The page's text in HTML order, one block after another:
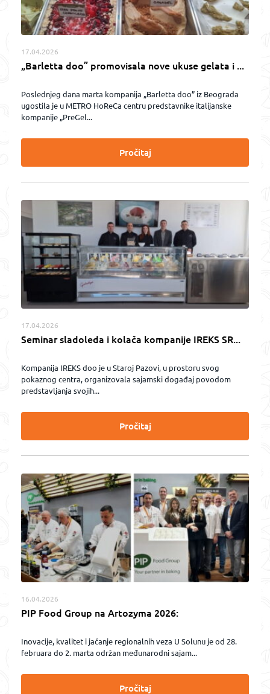
17.04.2026
„Barletta doo” promovisala nove ukuse gelata i ...
Poslednjeg dana marta kompanija „Barletta doo” iz Beograda
ugostila je u METRO HoReCa centru predstavnike italijanske
kompanije „PreGel...
Pročitaj
17.04.2026
Seminar sladoleda i kolača kompanije IREKS SR...
Kompanija IREKS doo je u Staroj Pazovi, u prostoru svog
pokaznog centra, organizovala sajamski događaj povodom
predstavljanja svojih...
Pročitaj
16.04.2026
PIP Food Group na Artozyma 2026:
Inovacije, kvalitet i jačanje regionalnih veza U Solunu je od 28.
februara do 2. marta održan međunarodni sajam...
Pročitaj